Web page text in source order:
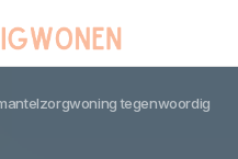
tegenwoordig